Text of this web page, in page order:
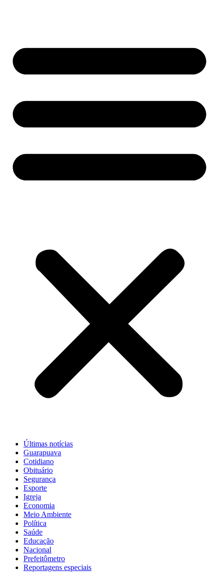
Últimas notícias
Guarapuava
Cotidiano
Obituário
Segurança
Esporte
Igreja
Economia
Meio Ambiente
Política
Saúde
Educação
Nacional
Prefeitômetro
Reportagens especiais